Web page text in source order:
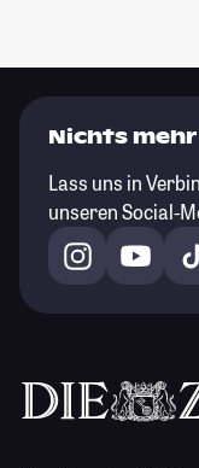
Nichts
Lass uns in
unseren Social-